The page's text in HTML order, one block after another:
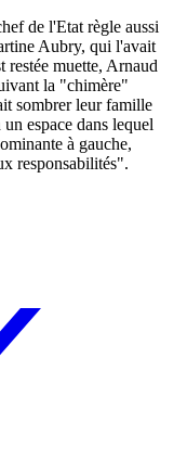
de l'Etat règle aussi
Aubry, qui l'avait
restée muette, Arnaud
la "chimère"
sombrer leur famille
espace dans lequel
à gauche,
responsabilités".